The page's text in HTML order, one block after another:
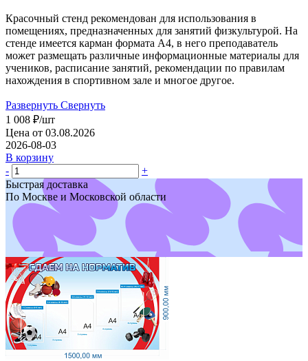
Красочный стенд рекомендован для использования в
помещениях, предназначенных для занятий физкультурой. На
стенде имеется карман формата А4, в него преподаватель
может размещать различные информационные материалы для
учеников, расписание занятий, рекомендации по правилам
нахождения в спортивном зале и многое другое.
Развернуть Свернуть
1 008 ₽/шт
Цена от 03.08.2026
2026-08-03
В корзину
-
+
Быстрая доставка
По Москве и Московской области